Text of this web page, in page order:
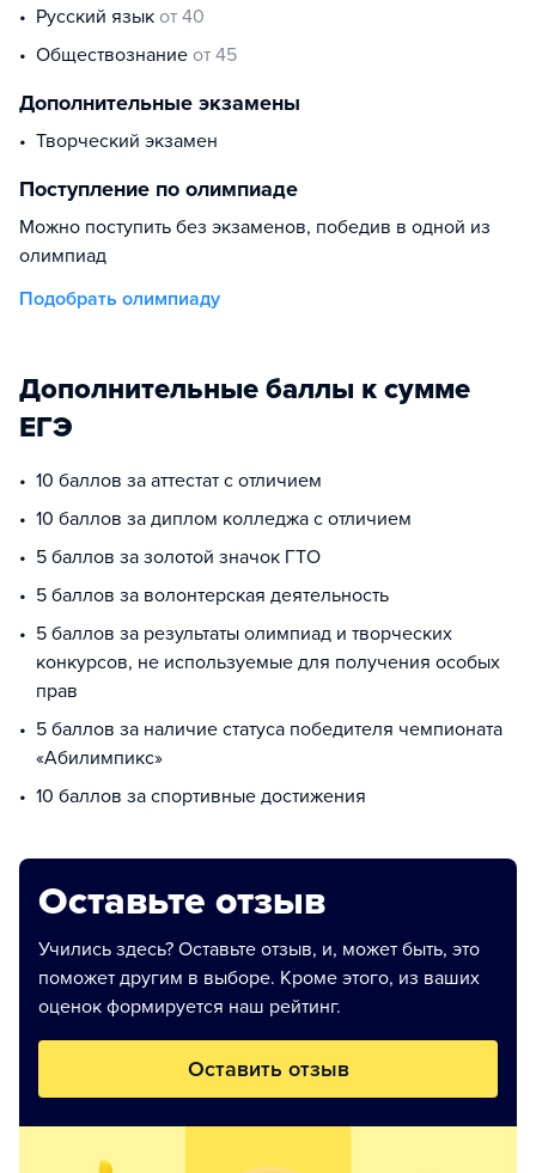
русский язык от 40
обществознание от 45
Дополнительные экзамены
творческий экзамен
Поступление по олимпиаде
Можно поступить без экзаменов, победив в одной из
олимпиад
Подобрать олимпиаду
Дополнительные баллы к сумме
ЕГЭ
10 баллов за аттестат с отличием
10 баллов за диплом колледжа с отличием
5 баллов за золотой значок ГТО
5 баллов за волонтерская деятельность
5 баллов за результаты олимпиад и творческих
конкурсов, не используемые для получения особых
прав
5 баллов за наличие статуса победителя чемпионата
«Абилимпикс»
10 баллов за спортивные достижения
Оставьте отзыв
Учились здесь? Оставьте отзыв, и, может быть, это
поможет другим в выборе. Кроме этого, из ваших
оценок формируется наш рейтинг.
Оставить отзыв